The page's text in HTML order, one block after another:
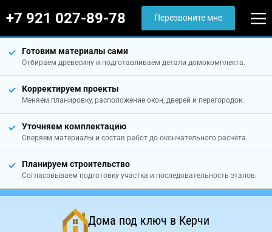
+7 921 027-89-78 Перезвоните мне
Готовим материалы сами
Отбираем древесину и подготавливаем детали домокомплекта.
Корректируем проекты
Меняем планировку, расположение окон, дверей и перегородок.
Уточняем комплектацию
Сверяем материалы и состав работ до окончательного расчёта.
Планируем строительство
Согласовываем подготовку участка и последовательность этапов.
Дома под ключ в Керчи